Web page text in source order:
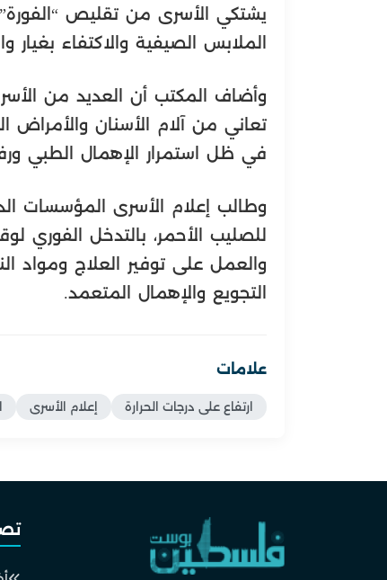
يشتكي الأسرى من تقليص
الملابس الصيفية والاكتفاء
وأضاف المكتب أن العديد من
تعاني من آلام الأسنان والأمراض
في ظل استمرار الإهمال الطبي
وطالب إعلام الأسرى المؤسسات
للصليب الأحمر، بالتدخل الفوري
والعمل على توفير العلاج ومواد
التجويع والإهمال المتعمد.
علامات
ارتفاع على درجات الحرارة إعلام الأسرى